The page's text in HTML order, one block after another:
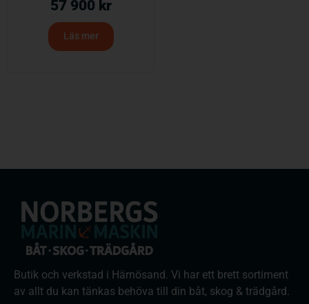
57 900 kr
Läs mer
Butik och verkstad i Härnösand. Vi har ett brett sortiment
av allt du kan tänkas behöva till din båt, skog & trädgård.